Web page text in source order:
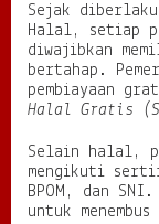
Sejak
Halal, setiap
diwajibkan
bertahap.
pembiayaan
Halal Gratis
Selain halal,
mengikuti
BPOM, dan
untuk